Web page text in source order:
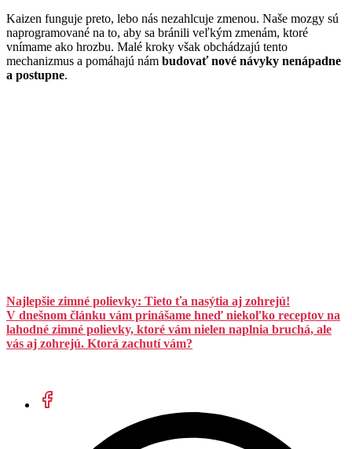
Kaizen funguje preto, lebo nás nezahlcuje zmenou. Naše mozgy sú
naprogramované na to, aby sa bránili veľkým zmenám, ktoré
vnímame ako hrozbu. Malé kroky však obchádzajú tento
mechanizmus a pomáhajú nám budovať nové návyky nenápadne
a postupne.
Najlepšie zimné polievky: Tieto ťa nasýtia aj zohrejú!
V dnešnom článku vám prinášame hneď niekoľko receptov na
lahodné zimné polievky, ktoré vám nielen naplnia bruchá, ale
vás aj zohrejú. Ktorá zachutí vám?